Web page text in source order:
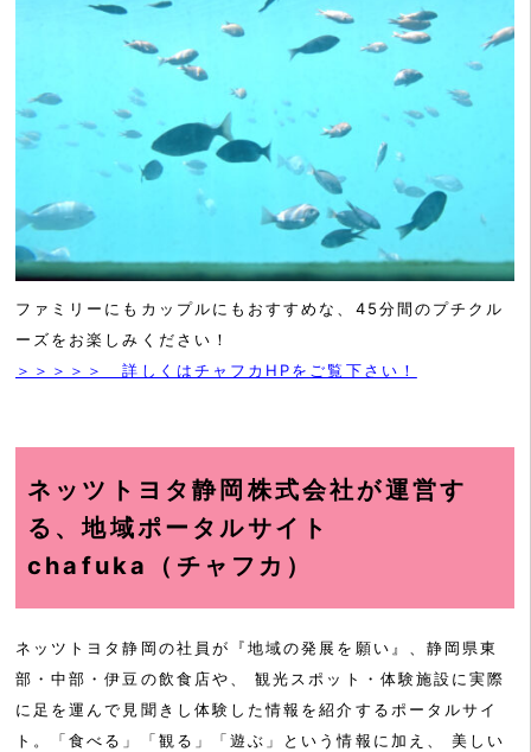
ファミリーにもカップルにもおすすめな、45分間のプチクル
ーズをお楽しみください！
＞＞＞＞＞ 詳しくはチャフカHPをご覧下さい！
ネッツトヨタ静岡株式会社が運営す
る、地域ポータルサイト
chafuka（チャフカ）
ネッツトヨタ静岡の社員が『地域の発展を願い』、静岡県東
部・中部・伊豆の飲食店や、 観光スポット・体験施設に実際
に足を運んで見聞きし体験した情報を紹介するポータルサイ
ト。「食べる」「観る」「遊ぶ」という情報に加え、 美しい